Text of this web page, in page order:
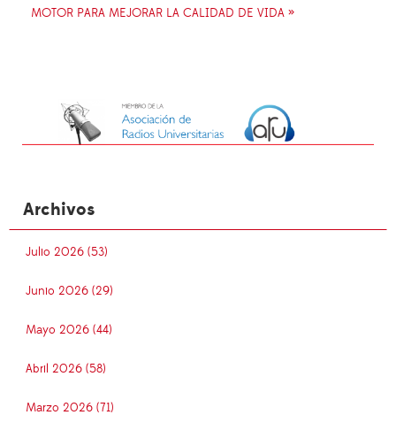
MOTOR PARA MEJORAR LA CALIDAD DE VIDA »
Archivos
Julio 2026 (53)
Junio 2026 (29)
Mayo 2026 (44)
Abril 2026 (58)
Marzo 2026 (71)